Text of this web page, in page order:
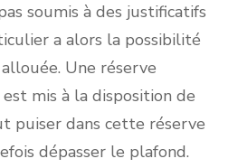
soumis à des justificatifs
a alors la possibilité
Une réserve
mis à la disposition de
puiser dans cette réserve
dépasser le plafond.